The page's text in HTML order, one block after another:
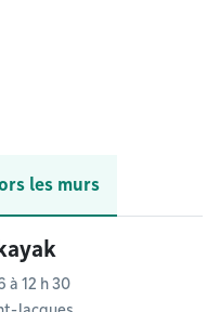
les murs
à 12 h 30